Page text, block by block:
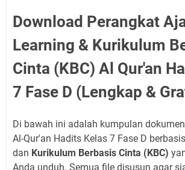
Download Perangkat
Learning & Kurikulum
Cinta (KBC) Al Qur'an
7 Fase D (Lengkap &
Di bawah ini adalah kumpulan
Al-Qur'an Hadits Kelas 7 Fase D berbasis
dan Kurikulum Berbasis Cinta (KBC)
Anda unduh. Semua file disusun agar